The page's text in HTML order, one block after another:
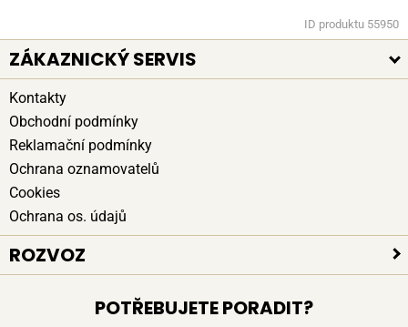
ID produktu 55950
ZÁKAZNICKÝ SERVIS
Kontakty
Obchodní podmínky
Reklamační podmínky
Ochrana oznamovatelů
Cookies
Ochrana os. údajů
ROZVOZ
Bezpečné doručeníPOTŘEBUJETE PORADIT?